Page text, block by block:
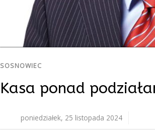
SOSNOWIEC
Kasa ponad
poniedziałek, 25 listopada 2024